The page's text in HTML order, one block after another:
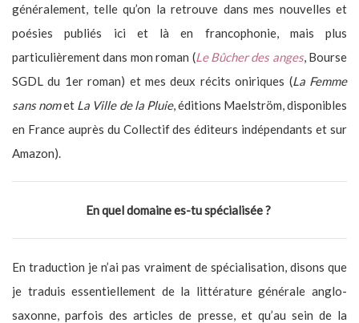
généralement, telle qu’on la retrouve dans mes nouvelles et
poésies publiés ici et là en francophonie, mais plus
particulièrement dans mon roman (Le Bûcher des anges, Bourse
SGDL du 1er roman) et mes deux récits oniriques (La Femme
sans nomet La Ville de la Pluie, éditions Maelström, disponibles
en France auprès du Collectif des éditeurs indépendants et sur
Amazon).
En quel domaine es-tu spécialisée ?
En traduction je n’ai pas vraiment de spécialisation, disons que
je traduis essentiellement de la littérature générale anglo-
saxonne, parfois des articles de presse, et qu’au sein de la